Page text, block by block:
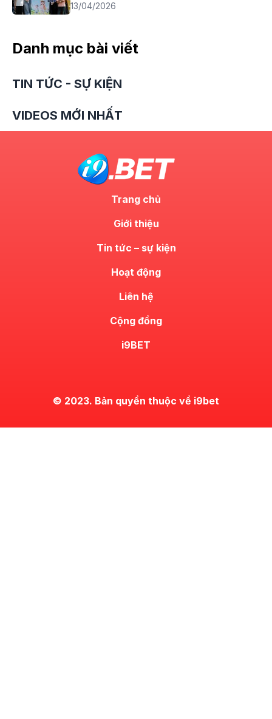
13/04/2026
Danh mục bài viết
TIN TỨC - SỰ KIỆN
VIDEOS MỚI NHẤT
Trang chủ
Giới thiệu
Tin tức – sự kiện
Hoạt động
Liên hệ
Cộng đồng
i9BET
© 2023. Bản quyền thuộc về i9bet